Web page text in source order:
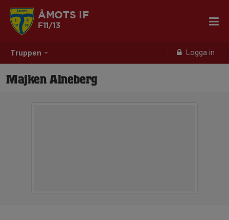
Truppen Logga in
ÅMOTS IF
F11/13
Majken Alneberg